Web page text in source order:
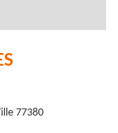
77380